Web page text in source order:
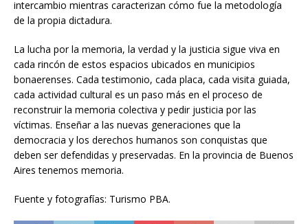
intercambio mientras caracterizan cómo fue la metodología
de la propia dictadura.
La lucha por la memoria, la verdad y la justicia sigue viva en
cada rincón de estos espacios ubicados en municipios
bonaerenses. Cada testimonio, cada placa, cada visita guiada,
cada actividad cultural es un paso más en el proceso de
reconstruir la memoria colectiva y pedir justicia por las
víctimas. Enseñar a las nuevas generaciones que la
democracia y los derechos humanos son conquistas que
deben ser defendidas y preservadas. En la provincia de Buenos
Aires tenemos memoria.
Fuente y fotografías: Turismo PBA.